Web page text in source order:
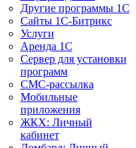
Другие программы 1С
Сайты 1С-Битрикс
Услуги
Аренда 1С
Сервер для установки
программ
СМС-рассылка
Мобильные
приложения
ЖКХ: Личный
кабинет